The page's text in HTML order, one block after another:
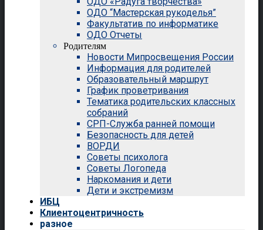
ОДО “Мастерская рукоделья”
Факультатив по информатике
ОДО Отчеты
Родителям
Новости Мипросвещения России
Информация для родителей
Образовательный маршрут
График проветривания
Тематика родительских классных
собраний
СРП-Служба ранней помощи
Безопасность для детей
ВОРДИ
Советы психолога
Советы Логопеда
Наркомания и дети
Дети и экстремизм
ИБЦ
Клиентоцентричность
разное